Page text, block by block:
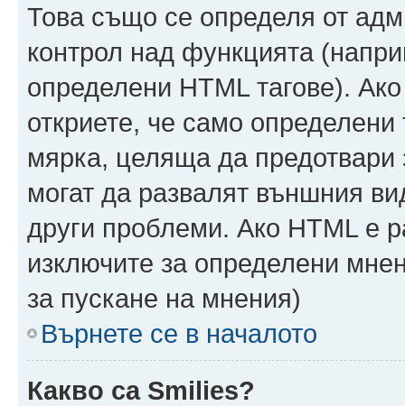
Това също се определя от
контрол над функцията
определени HTML тагове).
откриете, че само определени
мярка, целяща да предотвари
могат да развалят външния
други проблеми. Ако HTML е
изключите за определени
за пускане на мнения)
Върнете се в началото
Какво са Smilies?